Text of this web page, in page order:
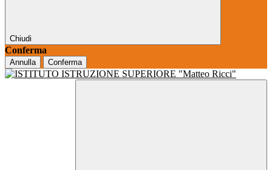
Chiudi
Conferma
Annulla Conferma